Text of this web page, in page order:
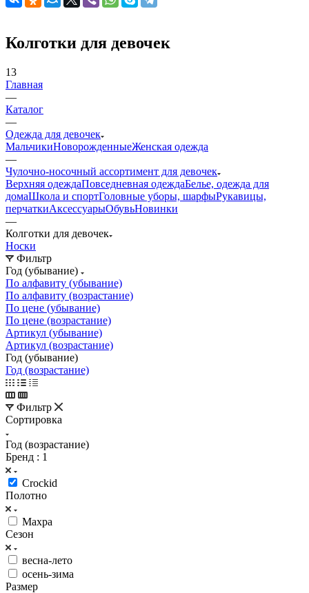
Колготки для девочек
13
Главная
—
Каталог
—
Одежда для девочек
МальчикиНоворожденныеЖенская одежда
—
Чулочно-носочный ассортимент для девочек
Верхняя одеждаПовседневная одеждаБелье, одежда для
домаШкола и спортГоловные уборы, шарфыРукавицы,
перчаткиАксессуарыОбувьНовинки
—
Колготки для девочек
Носки
Фильтр
Год (убывание)
По алфавиту (убывание)
По алфавиту (возрастание)
По цене (убывание)
По цене (возрастание)
Артикул (убывание)
Артикул (возрастание)
Год (убывание)
Год (возрастание)
Фильтр
Сортировка
Год (возрастание)
Бренд : 1
Crockid
Полотно
Махра
Сезон
весна-лето
осень-зима
Размер